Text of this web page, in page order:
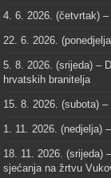
4. 6. 2026. (četvrtak)
22. 6. 2026.
5. 8. 2026. (srijeda) –
hrvatskih branitelja
15. 8. 2026. (subota)
1. 11. 2026. (nedjelja)
18. 11. 2026. (srijeda)
sjećanja na žrtvu